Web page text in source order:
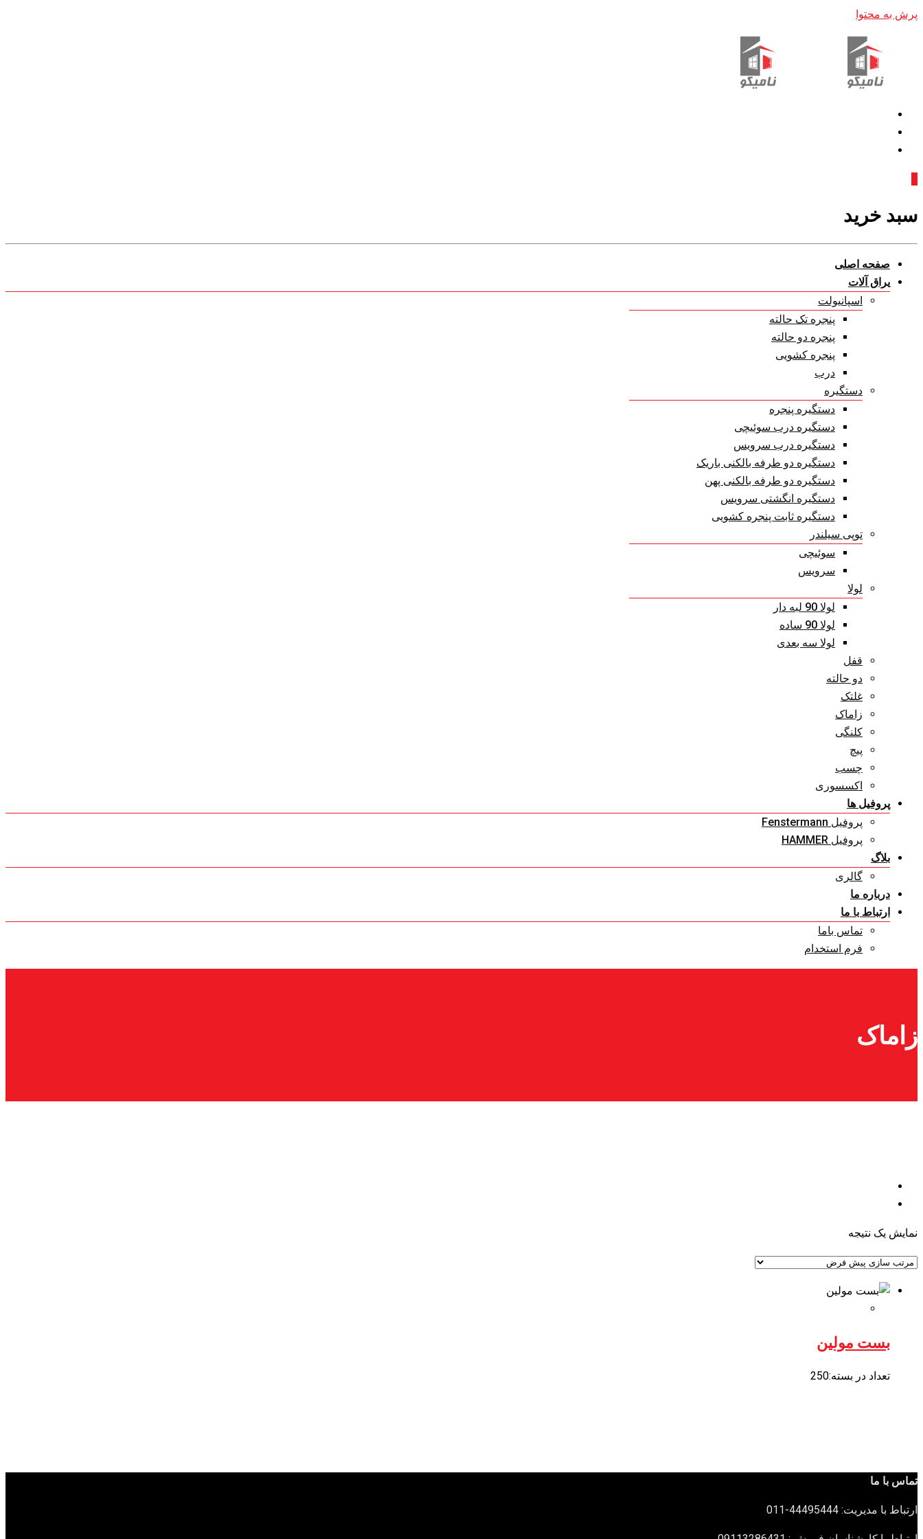
پرش به محتوا
سبد خرید
صفحه اصلی
یراق آلات
اسپانیولت
پنجره تک حالته
پنجره دو حالته
پنجره کشویی
درب
دستگیره
دستگیره پنجره
دستگیره درب سوئیچی
دستگیره درب سرویس
دستگیره دو طرفه بالکنی باریک
دستگیره دو طرفه بالکنی پهن
دستگیره انگشتی سرویس
دستگیره ثابت پنجره کشویی
توپی سیلندر
سوئیچی
سرویس
لولا
لولا 90 لبه دار
لولا 90 ساده
لولا سه بعدی
قفل
دو حالته
غلتک
زاماک
کلنگی
پیچ
چسب
اکسسوری
پروفیل ها
پروفیل Fenstermann
پروفیل HAMMER
بلاگ
گالری
درباره ما
ارتباط با ما
تماس باما
فرم استخدام
زاماک
نمایش یک نتیجه
بست مولین
تعداد در بسته:250
تماس با ما
ارتباط با مدیریت: 44495444-011